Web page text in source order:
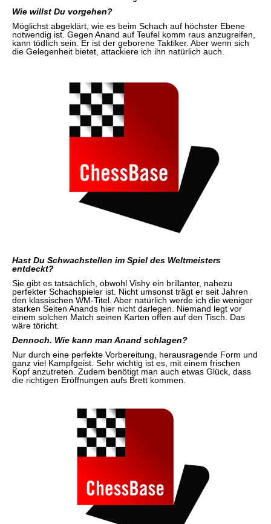
Wie willst Du vorgehen?
Möglichst abgeklärt, wie es beim Schach auf höchster Ebene
notwendig ist. Gegen Anand auf Teufel komm raus anzugreifen,
kann tödlich sein. Er ist der geborene Taktiker. Aber wenn sich
die Gelegenheit bietet, attackiere ich ihn natürlich auch.
Hast Du Schwachstellen im Spiel des Weltmeisters
entdeckt?
Sie gibt es tatsächlich, obwohl Vishy ein brillanter, nahezu
perfekter Schachspieler ist. Nicht umsonst trägt er seit Jahren
den klassischen WM-Titel. Aber natürlich werde ich die weniger
starken Seiten Anands hier nicht darlegen. Niemand legt vor
einem solchen Match seinen Karten offen auf den Tisch. Das
wäre töricht.
Dennoch. Wie kann man Anand schlagen?
Nur durch eine perfekte Vorbereitung, herausragende Form und
ganz viel Kampfgeist. Sehr wichtig ist es, mit einem frischen
Kopf anzutreten. Zudem benötigt man auch etwas Glück, dass
die richtigen Eröffnungen aufs Brett kommen.